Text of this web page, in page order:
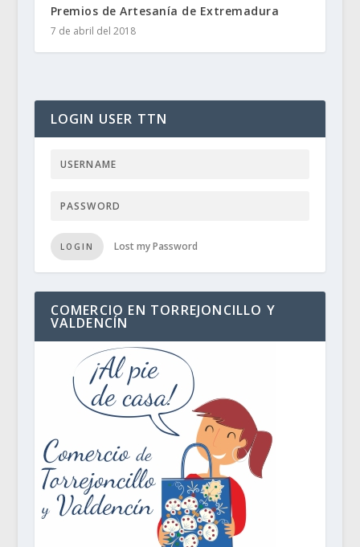
Premios de Artesanía de Extremadura
7 de abril del 2018
LOGIN USER TTN
LOGIN Lost my Password
COMERCIO EN TORREJONCILLO Y
VALDENCÍN